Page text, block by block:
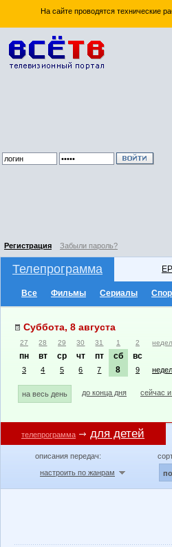
На сайте проводятся технические
Регистрация Забыли пароль?
Телепрограмма
Все Фильмы Сериалы
Суббота, 8 августа
27 28 29 30 31 1 2
пн вт ср чт пт сб вс
3 4 5 6 7 8 9
на весь день до конца дня сейчас
телепрограмма для детей
описания передач:
настроить по жанрам